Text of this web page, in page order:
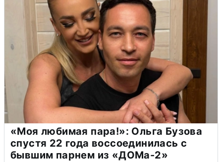
«Моя любимая пара!»: Ольга Бузова
спустя 22 года воссоединилась с
бывшим парнем из «ДОМа-2»